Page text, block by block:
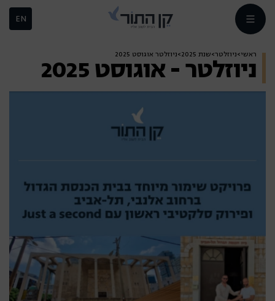
EN
ראשי>ניוזלטר>שנת 2025 >ניוזלטר אוגוסט 2025
ניוזלטר - אוגוסט 2025